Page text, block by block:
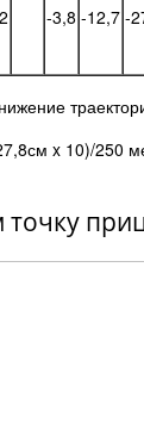
-3,8 -12,7 -
x 10)/250